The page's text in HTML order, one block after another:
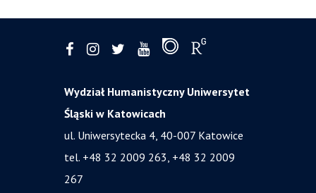
Wydział Humanistyczny Uniwersytet
Śląski w Katowicach
ul. Uniwersytecka 4, 40-007 Katowice
tel. +48 32 2009 263, +48 32 2009
267